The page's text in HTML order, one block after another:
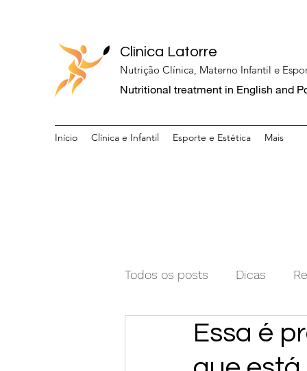
Clínica Latorre
Nutrição Clínica, Materno Infantil e
Nutritional treatment in English and
Início Clínica e Infantil Esporte e Estética Mais
Todos os posts Dicas
Essa é